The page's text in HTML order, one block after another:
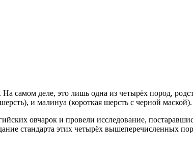
самом деле, это лишь одна из четырёх пород,
и малинуа (короткая шерсть с черной маской).
овчарок и провели исследование,
стандарта этих четырёх вышеперечисленных